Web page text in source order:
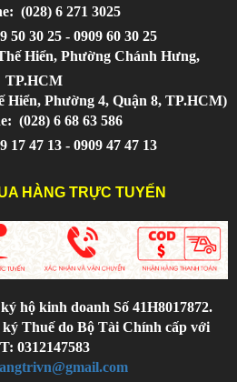
(028) 6 271 3025
50 30 25 - 0909 60 30 25
Hiển, Phường Chánh Hưng,
TP.HCM
Hiển, Phường 4, Quận 8, TP.HCM)
(028) 6 68 63 586
17 47 13 - 0909 47 47 13
HÀNG TRỰC TUYẾN
hộ kinh doanh Số 41H8017872.
Thuế do Bộ Tài Chính cấp với
0312147583